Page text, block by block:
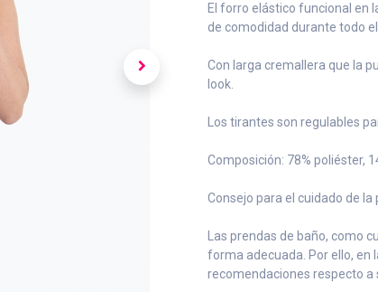
El forro elástico funcional en
de comodidad durante todo el
Con larga cremallera que la
look.
Los tirantes son regulables
Composición: 78% poliéster,
Consejo para el cuidado de la
Las prendas de baño, como
forma adecuada. Por ello, en
recomendaciones respecto a